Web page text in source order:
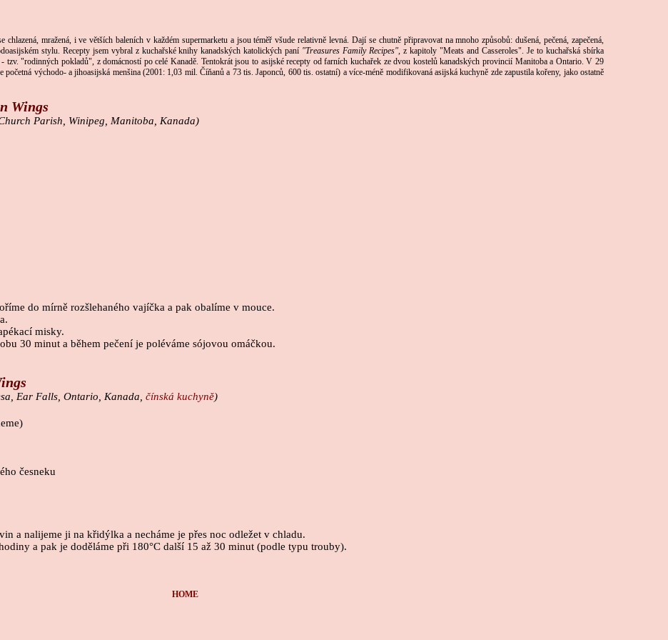
mražená, i ve větších baleních v každém supermarketu a jsou téměř všude relativně levná. Dají se chutně připravovat na mnoho způsobů: dušená, pečená, zapečená,
stylu. Recepty jsem vybral z kuchařské knihy kanadských katolických paní "Treasures Family Recipes" , z kapitoly "Meats and Casseroles". Je to kuchařská sbírka
tzv. "rodinných pokladů", z domácností po celé Kanadě. Tentokrát jsou to asijské recepty od farních kuchařek ze dvou kostelů kanadských provincií Manitoba a Ontario. V 29
početná východo- a jihoasijská menšina (2001: 1,03 mil. Číňanů a 73 tis. Japonců, 600 tis. ostatní) a více-méně modifikovaná asijská kuchyně zde zapustila kořeny, jako ostatně
Wings
Parish, Winipeg, Manitoba, Kanada)
do mírně rozšlehaného vajíčka a pak obalíme v mouce.
misky.
30 minut a během pečení je poléváme sójovou omáčkou.
Ear Falls, Ontario, Kanada, čínská kuchyně)
česneku
a nalijeme ji na křidýlka a necháme je přes noc odležet v chladu.
a pak je doděláme při 180°C další 15 až 30 minut (podle typu trouby).
HOME